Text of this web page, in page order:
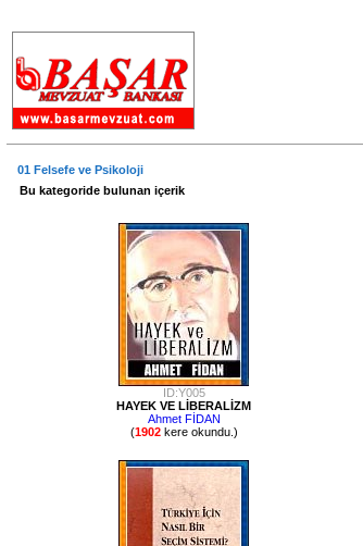
01 Felsefe ve Psikoloji
Bu kategoride bulunan içerik
ID:Y005
HAYEK VE LİBERALİZM
Ahmet FİDAN
(1902kere okundu.)